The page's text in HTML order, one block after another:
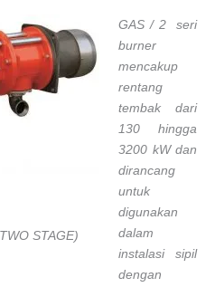
STAGE)
GAS / 2 seri
burner
mencakup
rentang
tembak dari
130 hingga
3200 kW dan
dirancang
untuk
digunakan
dalam
instalasi sipil
dengan